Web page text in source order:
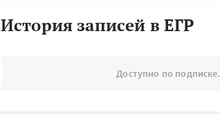
История записей в ЕГР
Доступно по подписке.